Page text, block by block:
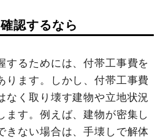
円
60坪
50,000
円
円
297,600円
1式
150,000円
1式
200,000円
1式
50,000円
155,000円
内装解体店舗1階建て
378万2,782円
490万6,000円
認するなら
するためには、付帯工事費を
ります。しかし、付帯工事費
なく取り壊す建物や立地状況
ます。例えば、建物が密集し
きない場合は、手壊しで解体